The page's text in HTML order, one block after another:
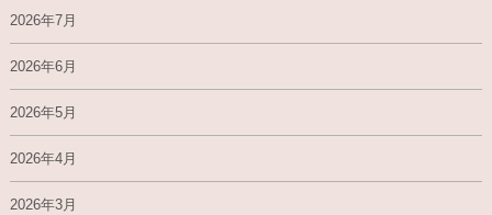
2026年7月
2026年6月
2026年5月
2026年4月
2026年3月